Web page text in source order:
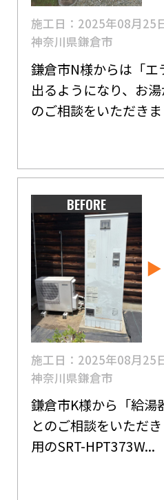
施工日：2025年08月25
神奈川県鎌倉市
鎌倉市N様からは「
出るようになり、お
のご相談をいただき
BEFORE
施工日：2025年08月25
神奈川県鎌倉市
鎌倉市K様から「給湯
とのご相談をいただ
用のSRT-HPT373W...